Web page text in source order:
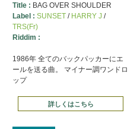
Title : BAG OVER SHOULDER
Label : SUNSET/ HARRY J /
TRS(Fr)
Riddim :
1986年 全てのバックパッカーにエ
ールを送る曲。 マイナー調ワンドロ
ップ
詳しくはこちら